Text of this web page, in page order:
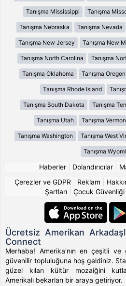
Tanışma Mississippi Tanışma
Tanışma Nebraska Tanışma Nevada
Tanışma New Jersey Tanışma New
Tanışma North Carolina Tanışma
Tanışma Oklahoma Tanışma Oregon
Tanışma Rhode Island
Tanışma South Dakota Tanışma
Tanışma Utah Tanışma
Tanışma Washington Tanışma West
Tanışma
Haberler Dolandırıcılar
Çerezler ve GDPR
Reklam
Şartları| Çocuk Güvenliği|
Ücretsiz Amerikan
Connect
Merhaba! Amerika'nın en çeşitli
güvenilir topluluğuna hoş geldiniz.
güzel kılan kültür mozaiğini
Amerikalı bekarları bir araya getiriyor.